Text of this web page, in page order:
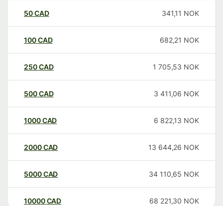
50CAD 341,11 NOK
100CAD 682,21 NOK
250CAD 1 705,53 NOK
500CAD 3 411,06 NOK
1000CAD 6 822,13 NOK
2000CAD 13 644,26 NOK
5000CAD 34 110,65 NOK
10000 CAD 68 221,30 NOK